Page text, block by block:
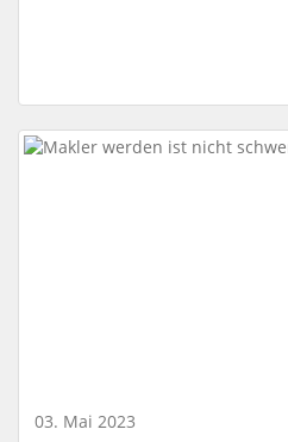
03. Mai 2023